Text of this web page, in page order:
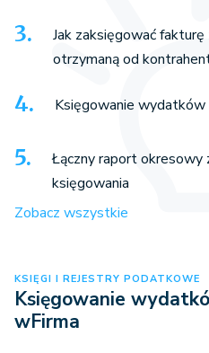
Jak zaksięgować
otrzymaną od
Księgowanie
Łączny raport okresowy
księgowania
Zobacz wszystkie
KSIĘGI I REJESTRY PODATKOWE
Księgowanie
wFirma